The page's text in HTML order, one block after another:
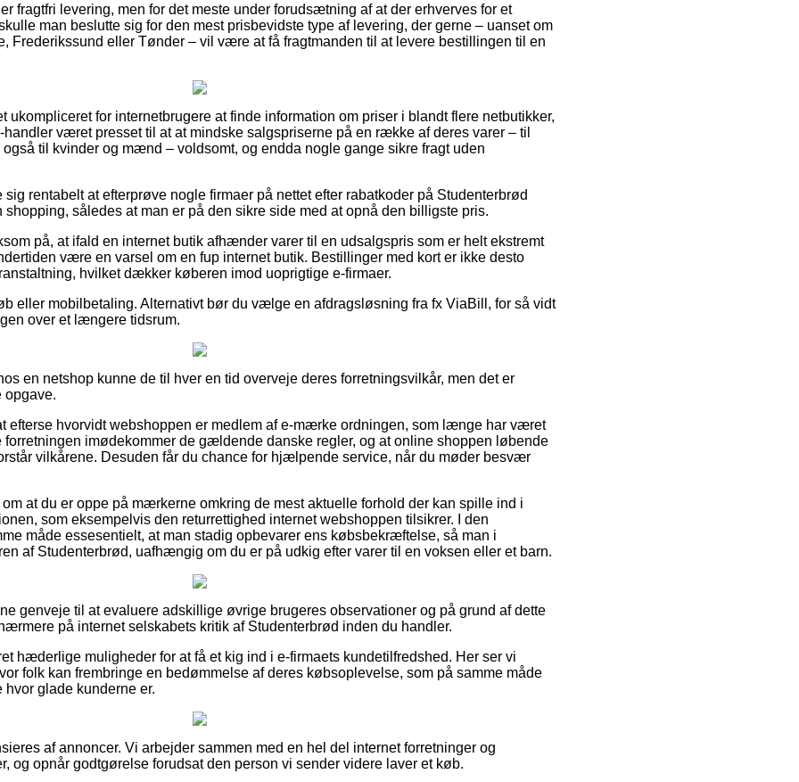
fragtfri levering, men for det meste under forudsætning af at der erhverves for et
man beslutte sig for den mest prisbevidste type af levering, der gerne – uanset om
Frederikssund eller Tønder – vil være at få fragtmanden til at levere bestillingen til en
ukompliceret for internetbrugere at finde information om priser i blandt flere netbutikker,
handler været presset til at at mindske salgspriserne på en række af deres varer – til
til kvinder og mænd – voldsomt, og endda nogle gange sikre fragt uden
rentabelt at efterprøve nogle firmaer på nettet efter rabatkoder på Studenterbrød
således at man er på den sikre side med at opnå den billigste pris.
på, at ifald en internet butik afhænder varer til en udsalgspris som er helt ekstremt
være en varsel om en fup internet butik. Bestillinger med kort er ikke desto
hvilket dækker køberen imod uoprigtige e-firmaer.
eller mobilbetaling. Alternativt bør du vælge en afdragsløsning fra fx ViaBill, for så vidt
over et længere tidsrum.
en netshop kunne de til hver en tid overveje deres forretningsvilkår, men det er
opgave.
efterse hvorvidt webshoppen er medlem af e-mærke ordningen, som længe har været
forretningen imødekommer de gældende danske regler, og at online shoppen løbende
vilkårene. Desuden får du chance for hjælpende service, når du møder besvær
at du er oppe på mærkerne omkring de mest aktuelle forhold der kan spille ind i
som eksempelvis den returrettighed internet webshoppen tilsikrer. I den
måde essesentielt, at man stadig opbevarer ens købsbekræftelse, så man i
af Studenterbrød, uafhængig om du er på udkig efter varer til en voksen eller et barn.
genveje til at evaluere adskillige øvrige brugeres observationer og på grund af dette
på internet selskabets kritik af Studenterbrød inden du handler.
hæderlige muligheder for at få et kig ind i e-firmaets kundetilfredshed. Her ser vi
folk kan frembringe en bedømmelse af deres købsoplevelse, som på samme måde
glade kunderne er.
af annoncer. Vi arbejder sammen med en hel del internet forretninger og
og opnår godtgørelse forudsat den person vi sender videre laver et køb.